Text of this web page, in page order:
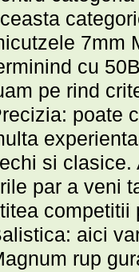
cu
pe rind
poate
si clasice.
par a veni
competitii
aici
rup